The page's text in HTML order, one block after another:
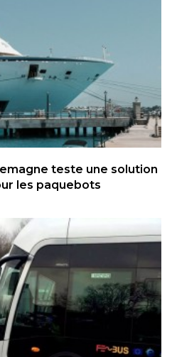
teste une solution
les paquebots